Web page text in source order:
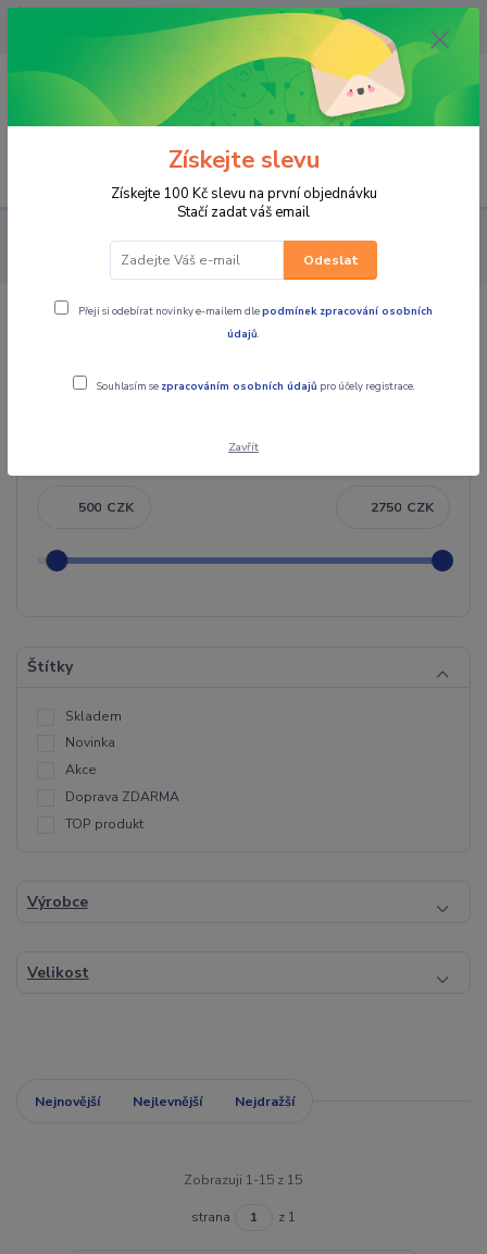
OPAVA 733537099/HLUČÍN
734541648/OLOMOUC 734593593
0,00 CZK
PRO JEZDCE MOTOKROS a ENDURO
DĚTSKÝ MOTOKROS
CZK CZK
Štítky
Skladem
Novinka
Akce
Doprava ZDARMA
TOP produkt
Výrobce
Velikost
Nejnovější Nejlevnější Nejdražší
Zobrazuji 1-15 z 15
strana z 1
Získejte slevu
Získejte 100 Kč slevu na první objednávku
Stačí zadat váš email
Odeslat
Přeji si odebírat novinky e-mailem dlepodmínek zpracování osobních
údajů.
Souhlasím se zpracováním osobních údajů pro účely registrace.
Zavřít